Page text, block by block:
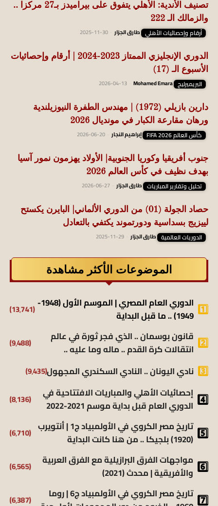
تصنيف الأندية: الأهلي يتفوق على بيراميدز بـ27 مركزا ..
والزمالك الـ 222
أرقام وإحصائيات الأهلي طارق الجزار 2025-11-30
الدوري الإنجليزي الممتاز 2023-2024 | أرقام وإحصائيات
الأسبوع الـ (17)
البريميرليج Mohamed Emara
2026-04-13
دارين بازيلي (1972) | مهندس الطفرة النيوزيلندية
ورهان مقارعة الكبار في مونديال 2026
كأس العالم FIFA 2026 إبراهيم النجار 2026-06-20
جنوب أفريقيا وكوريا الجنوبية| الأولاد يهزمون نمور آسيا
بهدف نظيف في كأس العالم 2026
تحليل وتقارير المباريات طارق الجزار 2026-06-27
حصاد الجولة (01) من الدوري الألماني| البايرن يكستح
لييزيج بسداسية ودورتموند يكتفي بالتعادل
الدوريات العالمية طارق الجزار 2025-11-29
الموضوعات الأكثر مشاهدة
الدوري العام المصري | الموسم الأول (1948-
1949) .. ما قبل البداية
(13٬741)
قانون بوسمان .. الذي فجر ثورة في عالم
انتقالات كرة القدم .. ماله وما عليه ..
(9٬488)
نادي اليونان .. النادي السكندري المجهول(9٬435)
إحصائيات الأهلي والمباريات الافتتاحية في
الدوري العام قبل بداية موسم 2021-2022
(8٬136)
تاريخ مصر الكروي في الأولمبياد ج1 | أنتويرب
(1920) بلجيكا .. من هنا كانت البداية
(6٬710)
مواجهات الفرق البرازيلية مع الفرق العربية
والأفريقية | محدث (2021)
(6٬565)
تاريخ مصر الكروي في الأولمبياد ج6 | روما
(6٬387)